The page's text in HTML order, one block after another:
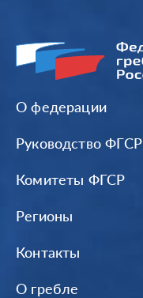
О федерации
Руководство ФГСР
Комитеты ФГСР
Регионы
Контакты
О гребле